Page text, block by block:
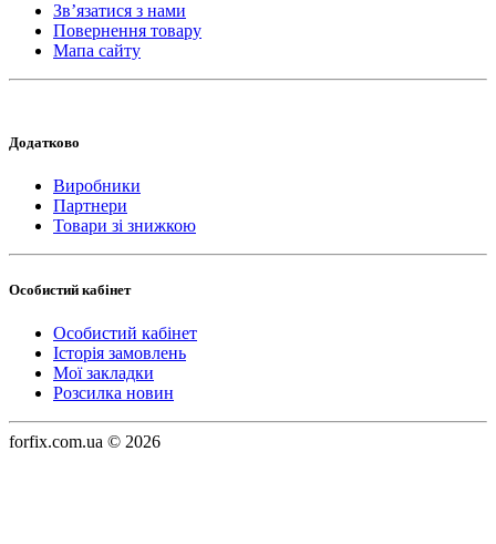
Зв’язатися з нами
Повернення товару
Мапа сайту
Додатково
Виробники
Партнери
Товари зі знижкою
Особистий кабінет
Особистий кабінет
Історія замовлень
Мої закладки
Розсилка новин
forfix.com.ua © 2026